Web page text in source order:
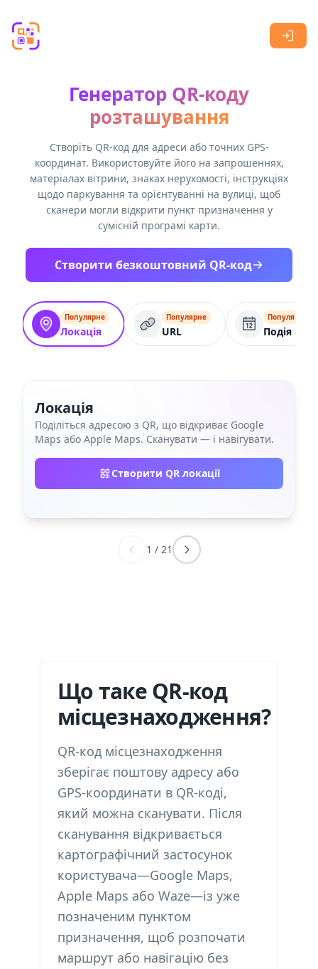
Генератор QR-коду
розташування
Створіть QR-код для адреси або точних GPS-
координат. Використовуйте його на запрошеннях,
матеріалах вітрини, знаках нерухомості, інструкціях
щодо паркування та орієнтуванні на вулиці, щоб
сканери могли відкрити пункт призначення у
сумісній програмі карти.
Створити безкоштовний QR-код
Популярне
Локація
Популярне
URL
Популярне
Подія
Локація
Поділіться адресою з QR, що відкриває Google
Maps або Apple Maps. Сканувати — і навігувати.
Створити QR локації
1 / 21
Що таке QR-код
місцезнаходження?
QR-код місцезнаходження
зберігає поштову адресу або
GPS-координати в QR-коді,
який можна сканувати. Після
сканування відкривається
картографічний застосунок
користувача—Google Maps,
Apple Maps або Waze—із уже
позначеним пунктом
призначення, щоб розпочати
маршрут або навігацію без